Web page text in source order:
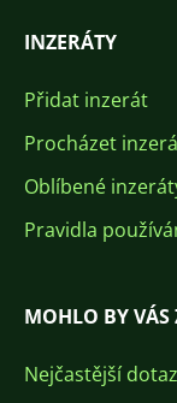
INZERÁTY
Přidat inzerát
Procházet
Oblíbené
Pravidla
MOHLO BY VÁS
Nejčastější